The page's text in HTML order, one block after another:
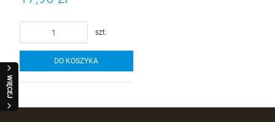
WIĘCEJ
szt.
DO KOSZYKA